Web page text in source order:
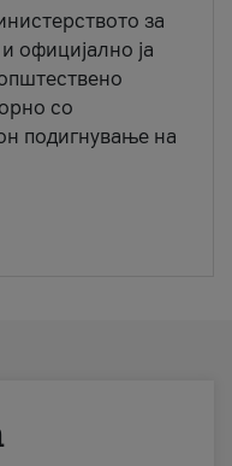
за
официјално ја
со
подигнување на